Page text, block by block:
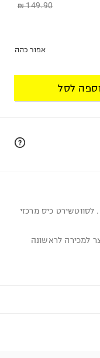
149.90 ₪
אפור כהה
לסל
לסווטשירט כיס מרכזי
למכירה לראשונה